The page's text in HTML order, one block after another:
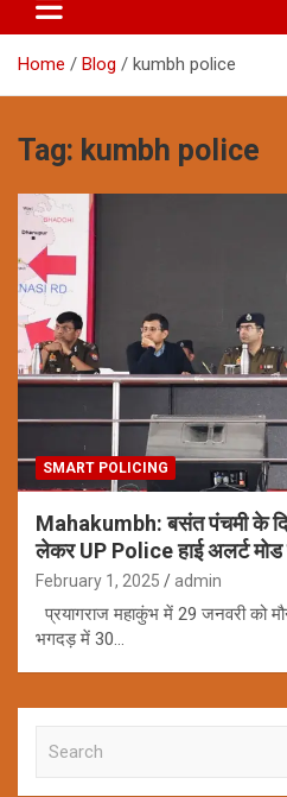
Home Blog kumbh police
Tag: kumbh police
SMART POLICING
Mahakumbh: बसंत पंचमी के
लेकर UP Police हाई अलर्ट मोड
February 1, 2025 admin
प्रयागराज महाकुंभ में 29 जनवरी को
भगदड़ में 30…